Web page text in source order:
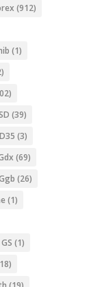
(912)
(1)
(39)
(3)
(69)
(26)
(1)
GS (1)